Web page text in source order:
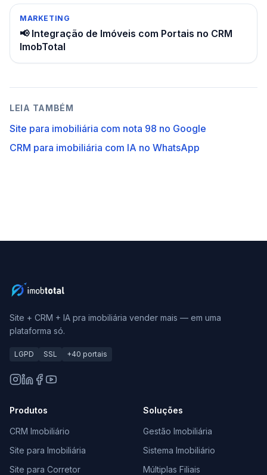
MARKETING
📢 Integração de Imóveis com Portais no CRM
ImobTotal
LEIA TAMBÉM
Site para imobiliária com nota 98 no Google
CRM para imobiliária com IA no WhatsApp
Site + CRM + IA pra imobiliária vender mais — em uma
plataforma só.
LGPD SSL +40 portais
Produtos
CRM Imobiliário
Site para Imobiliária
Site para Corretor
Soluções
Gestão Imobiliária
Sistema Imobiliário
Múltiplas Filiais